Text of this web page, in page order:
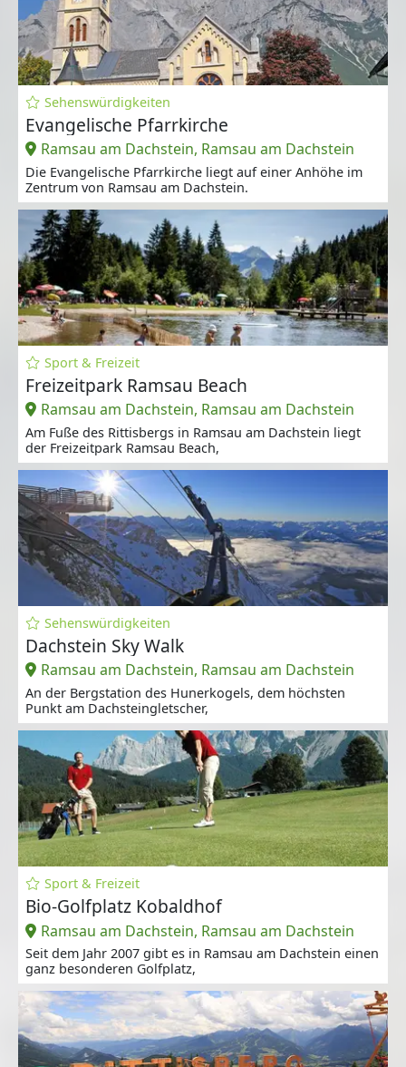
Sehenswürdigkeiten
Evangelische Pfarrkirche
Ramsau am Dachstein, Ramsau am Dachstein
Die Evangelische Pfarrkirche liegt auf einer Anhöhe im
Zentrum von Ramsau am Dachstein.
Sport & Freizeit
Freizeitpark Ramsau Beach
Ramsau am Dachstein, Ramsau am Dachstein
Am Fuße des Rittisbergs in Ramsau am Dachstein liegt
der Freizeitpark Ramsau Beach,
Sehenswürdigkeiten
Dachstein Sky Walk
Ramsau am Dachstein, Ramsau am Dachstein
An der Bergstation des Hunerkogels, dem höchsten
Punkt am Dachsteingletscher,
Sport & Freizeit
Bio-Golfplatz Kobaldhof
Ramsau am Dachstein, Ramsau am Dachstein
Seit dem Jahr 2007 gibt es in Ramsau am Dachstein einen
ganz besonderen Golfplatz,